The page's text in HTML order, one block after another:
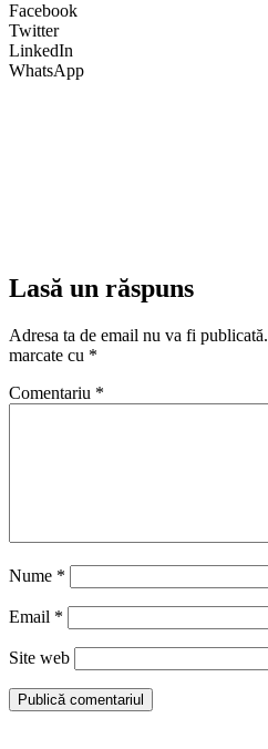
Facebook
Twitter
LinkedIn
WhatsApp
Lasă un răspuns
Adresa ta de email nu va fi publicată.
marcate cu *
Comentariu *
Nume *
Email *
Site web